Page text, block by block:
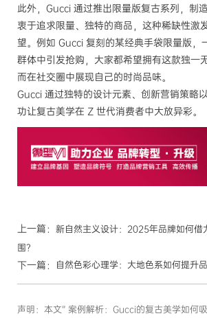
此外，Gucci 通过推出限量版复古系列，制
衷于追求限量、独特的商品，这种稀缺性激
望。例如 Gucci 复刻的某经典手袋限量版，
群体中引发抢购，大家都希望拥有这款独一
而在社交圈中展现自己的时尚品味。
Gucci 通过独特的设计元素、创新营销策略
功让复古美学在 Z 世代消费者中大放异彩。
上一篇： 新自然主义设计：2025年品牌如何借
围？
下一篇： 自然色彩心理学：大地色系如何提升
声明：本文“ 案例解析：Gucci的复古美学如何